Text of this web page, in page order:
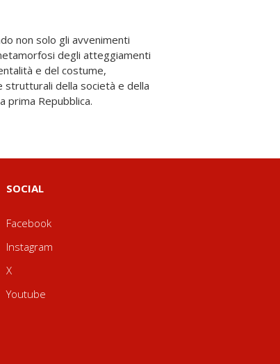
prima Repubblica.
SOCIAL
Facebook
Instagram
X
Youtube